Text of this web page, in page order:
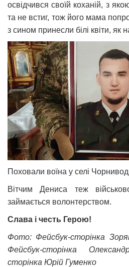
освідчився своїй коханій, з
та не встиг, тож його мама
з сином принесли білі квіти, як
Поховали воїна у селі
Вітчим Дениса теж
займається волонтерством.
Слава і честь Герою!
Фото: Фейсбук-сторінка
Фейсбук-сторінка
сторінка Юрій Гуменко